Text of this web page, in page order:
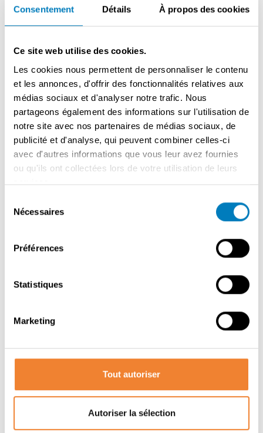
Consentement Détails À propos des cookies
Ce site web utilise des cookies.
Les cookies nous permettent de personnaliser le contenu
et les annonces, d'offrir des fonctionnalités relatives aux
médias sociaux et d'analyser notre trafic. Nous
partageons également des informations sur l'utilisation de
notre site avec nos partenaires de médias sociaux, de
publicité et d'analyse, qui peuvent combiner celles-ci
avec d'autres informations que vous leur avez fournies
ou qu'ils ont collectées lors de votre utilisation de leurs
services.
Nécessaires
Préférences
Statistiques
Marketing
Tout autoriser
Autoriser la sélection
propriétaire depuis plus de 20 ans. Ce commerce est
stockage spacieuse pour les différents colis de B Post ,
Post NL , Relay , UPS , DPU , GLS et Vinded Go et avec
également des livraisons de Colli Privé et Fedexpress .
Est également un Point Poste . Serrure séparée pour les
livraisons . Parking public spacieux dans les environs .
Reprise du fonds de commerce ou des actions . Les
actions ne sont pas comprises dans le prix de reprise et
seront calculées au moment de la reprise . Cette affaire
est à vendre avec seulement le rez-de-chaussée
(magasin) ou à vendre avec l'ensemble du bâtiment et
Pour plus d'informations, veuillez contacter notre bureau
à l'aide du formulaire de contact.